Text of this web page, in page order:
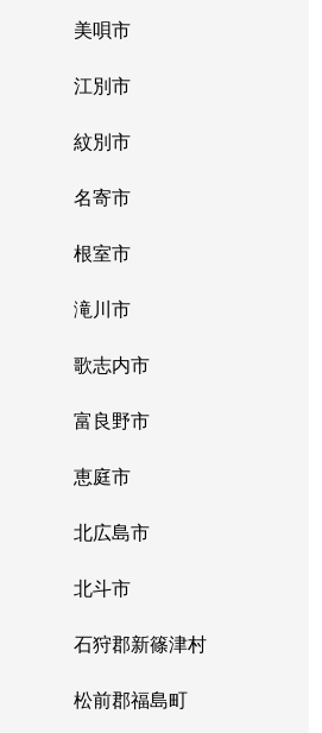
栄町(札幌)
栄町(札幌)
栄町(札幌)
栄町(札幌)
麻生
栄町(札幌)
栄町(札幌)
栄町(札幌)
栄町(札幌)
栄町(札幌)
元町(札幌)
環状通東
環状通東
美唄市
江別市
紋別市
名寄市
根室市
滝川市
歌志内市
富良野市
恵庭市
北広島市
北斗市
石狩郡新篠津村
松前郡福島町